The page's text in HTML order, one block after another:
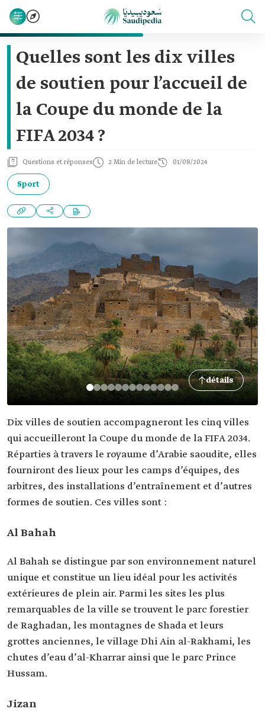
Quelles sont les dix villes
de soutien pour l’accueil de
la Coupe du monde de la
FIFA 2034 ?
Questions et réponses 2 Min de lecture 01/08/2024
Sport
détails
Dix villes de soutien accompagneront les cinq villes
qui accueilleront la Coupe du monde de la FIFA 2034.
Réparties à travers le royaume d’Arabie saoudite, elles
fourniront des lieux pour les camps d’équipes, des
arbitres, des installations d’entraînement et d’autres
formes de soutien. Ces villes sont :
Al Bahah
Al Bahah se distingue par son environnement naturel
unique et constitue un lieu idéal pour les activités
extérieures de plein air. Parmi les sites les plus
remarquables de la ville se trouvent le parc forestier
de Raghadan, les montagnes de Shada et leurs
grottes anciennes, le village Dhi Ain al-Rakhami, les
chutes d’eau d’al-Kharrar ainsi que le parc Prince
Hussam.
Jizan